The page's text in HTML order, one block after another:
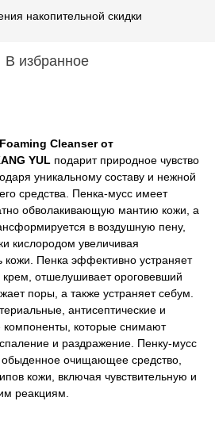
накопительной скидки
В избранное
Cleanser от
YUL подарит природное чувство
уникальному составу и нежной
средства. Пенка-мусс имеет
обволакивающую мантию кожи, а
в воздушную пену,
кислородом увеличивая
кожи. Пенка эффективно устраняет
отшелушивает ороговевший
поры, а также устраняет себум.
антисептические и
компоненты, которые снимают
и раздражение. Пенку-мусс
обыденное очищающее средство,
кожи, включая чувствительную и
реакциям.